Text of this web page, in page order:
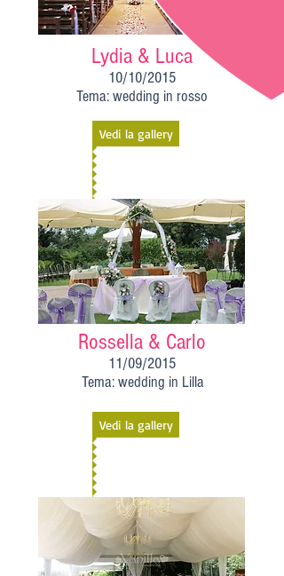
Lydia & Luca
10/10/2015
Tema: wedding in rosso
Vedi la gallery
Rossella & Carlo
11/09/2015
Tema: wedding in Lilla
Vedi la gallery